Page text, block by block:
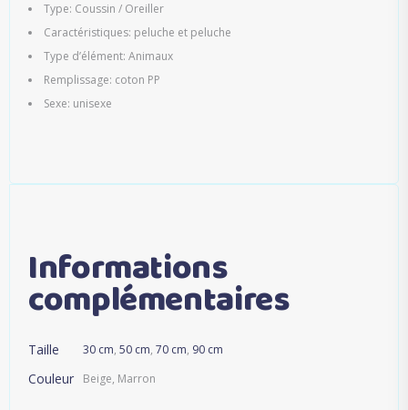
Type: Coussin / Oreiller
Caractéristiques: peluche et peluche
Type d’élément: Animaux
Remplissage: coton PP
Sexe: unisexe
Informations
complémentaires
Taille 30 cm, 50 cm, 70 cm, 90 cm
Couleur Beige, Marron